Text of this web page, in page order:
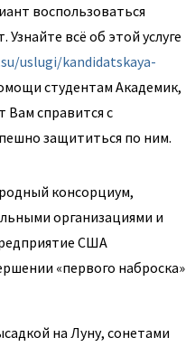
воспользоваться
всё об этой услуге
uslugi/kandidatskaya-
студентам Академик,
справится с
защититься по ним.
консорциум,
организациями и
США
«первого наброска»
на Луну, сонетами